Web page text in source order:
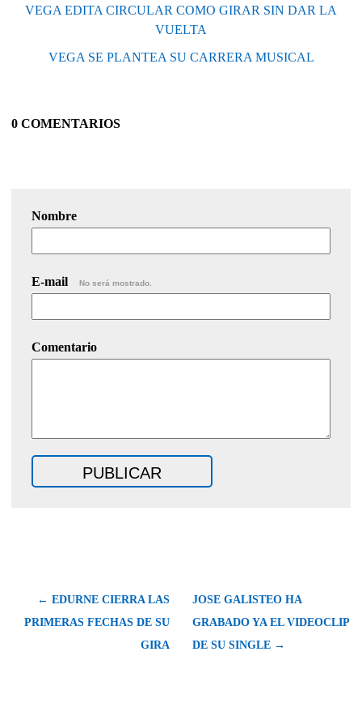
VEGA EDITA CIRCULAR COMO GIRAR SIN DAR LA
VUELTA
VEGA SE PLANTEA SU CARRERA MUSICAL
0 COMENTARIOS
Nombre
E-mail No será mostrado.
Comentario
← EDURNE CIERRA LAS
PRIMERAS FECHAS DE SU
GIRA
JOSE GALISTEO HA
GRABADO YA EL VIDEOCLIP
DE SU SINGLE →